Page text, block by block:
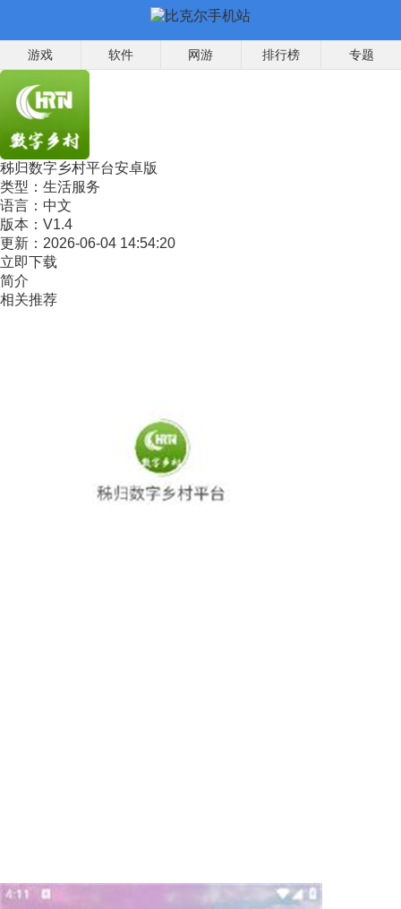
游戏 软件 网游 排行榜 专题
秭归数字乡村平台安卓版
类型： 生活服务
语言： 中文
版本： V1.4
更新： 2026-06-04 14:54:20
立即下载
简介
相关推荐